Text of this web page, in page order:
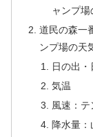
ャンプ
道民の森一
ンプ場の天
日の出・
気温
風速：
降水量：